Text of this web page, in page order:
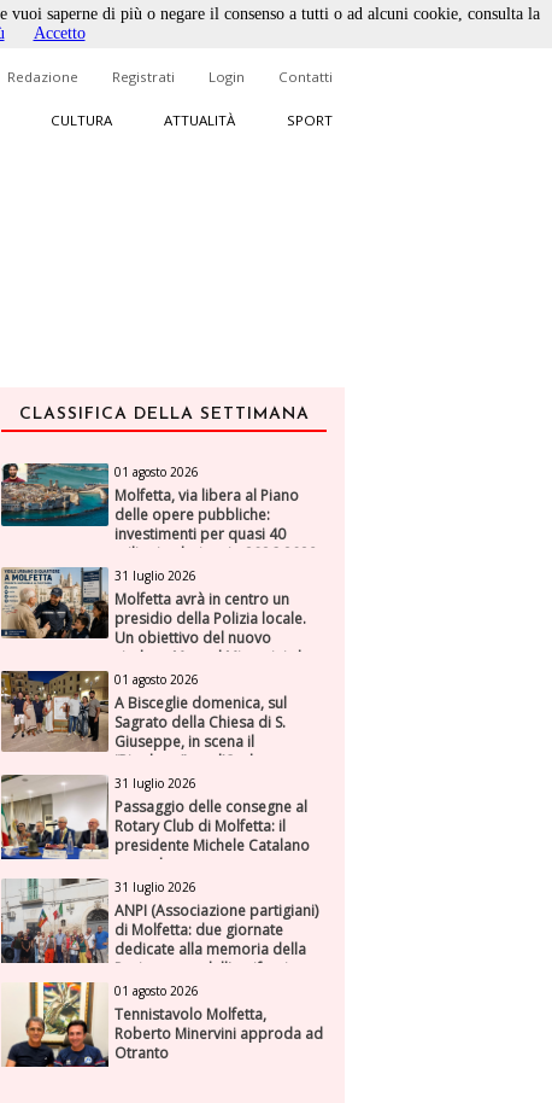
Redazione Registrati Login Contatti
CULTURA ATTUALITÀ SPORT
CLASSIFICA DELLA SETTIMANA
01 agosto 2026
Molfetta, via libera al Piano
delle opere pubbliche:
investimenti per quasi 40
milioni nel triennio 2026-2028
31 luglio 2026
Molfetta avrà in centro un
presidio della Polizia locale.
Un obiettivo del nuovo
sindaco Manuel Minervini che
diviene realtà, con la speranza
di maggiore efficienza e
presenza sul territorio
01 agosto 2026
A Bisceglie domenica, sul
Sagrato della Chiesa di S.
Giuseppe, in scena il
“Rigoletto” con l’Orchestra
Sinfonica Federiciana
31 luglio 2026
Passaggio delle consegne al
Rotary Club di Molfetta: il
presidente Michele Catalano
succede a se stesso
31 luglio 2026
ANPI (Associazione partigiani)
di Molfetta: due giornate
dedicate alla memoria della
Resistenza e dell'antifascismo
01 agosto 2026
Tennistavolo Molfetta,
Roberto Minervini approda ad
Otranto
saperne di più o negare il consenso a tutti o ad alcuni cookie, consulta la
Accetto